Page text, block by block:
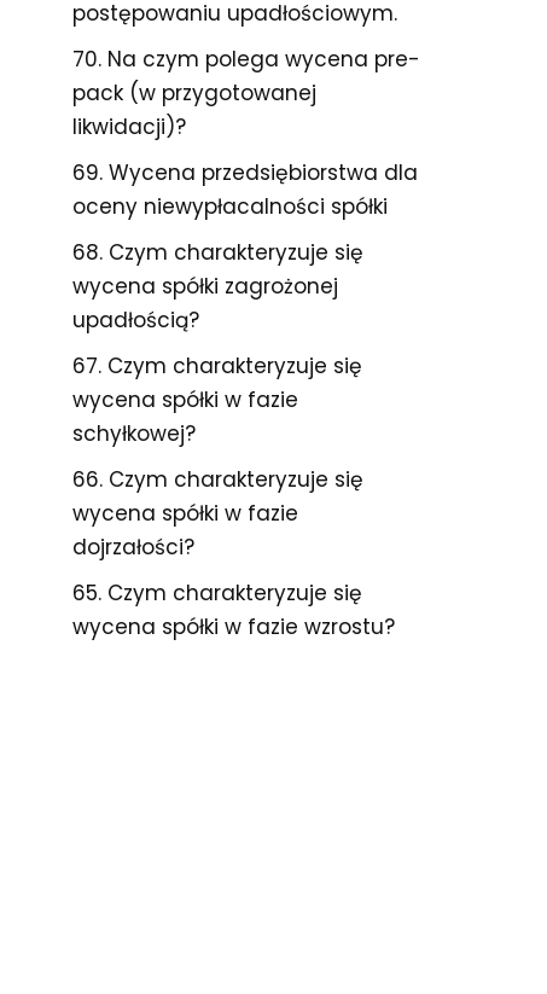
postępowaniu upadłościowym.
70. Na czym polega wycena pre-
pack (w przygotowanej
likwidacji)?
69. Wycena przedsiębiorstwa dla
oceny niewypłacalności spółki
68. Czym charakteryzuje się
wycena spółki zagrożonej
upadłością?
67. Czym charakteryzuje się
wycena spółki w fazie
schyłkowej?
66. Czym charakteryzuje się
wycena spółki w fazie
dojrzałości?
65. Czym charakteryzuje się
wycena spółki w fazie wzrostu?